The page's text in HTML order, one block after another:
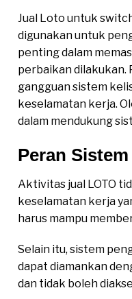
Jual Loto untuk
digunakan untuk
penting dalam
perbaikan dilakukan.
gangguan sistem
keselamatan kerja.
dalam mendukung
Peran
Aktivitas jual LOTO
keselamatan kerja
harus mampu
Selain itu, sistem
dapat diamankan
dan tidak boleh